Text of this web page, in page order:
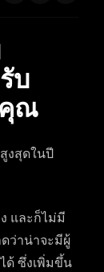
บ
คุณ
งสุดในปี
และก็ไม่มี
ว่าน่าจะมีผู้
ด้ ซึ่งเพิ่มขึ้น